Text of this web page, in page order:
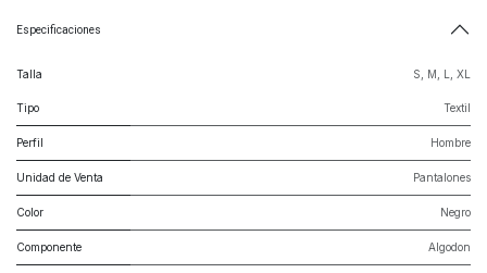
Especificaciones
Talla S M L XL
Tipo Textil
Perfil Hombre
Unidad de Venta Pantalones
Color Negro
Componente Algodon